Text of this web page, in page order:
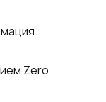
Zero